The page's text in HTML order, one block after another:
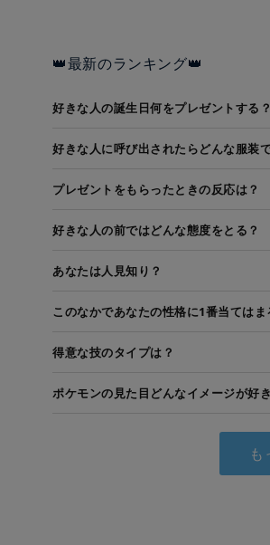
👑最新のランキング👑
好きな人の誕生日何をプレゼントする？
好きな人に呼び出されたらどんな服装
プレゼントをもらったときの反応は？
好きな人の前ではどんな態度をとる？
あなたは人見知り？
このなかであなたの性格に1番当てはま
得意な技のタイプは？
ポケモンの見た目どんなイメージが好
も